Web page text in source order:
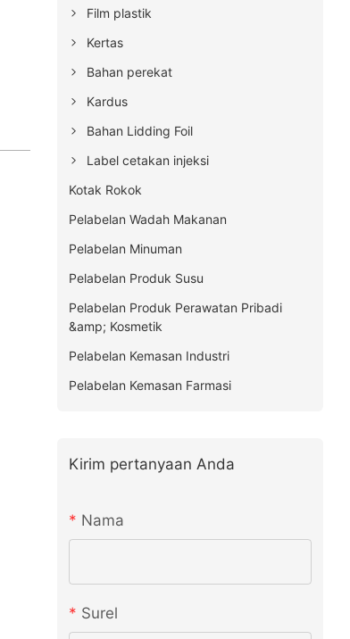
Film plastik
Kertas
Bahan perekat
Kardus
Bahan Lidding Foil
Label cetakan injeksi
Kotak Rokok
Pelabelan Wadah Makanan
Pelabelan Minuman
Pelabelan Produk Susu
Pelabelan Produk Perawatan Pribadi
&amp; Kosmetik
Pelabelan Kemasan Industri
Pelabelan Kemasan Farmasi
Kirim pertanyaan Anda
Nama
Surel